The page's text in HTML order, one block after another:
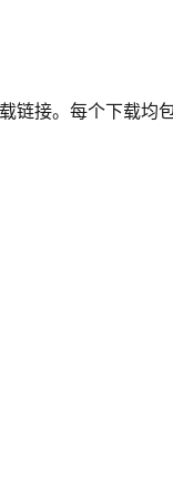
接。每个下载均